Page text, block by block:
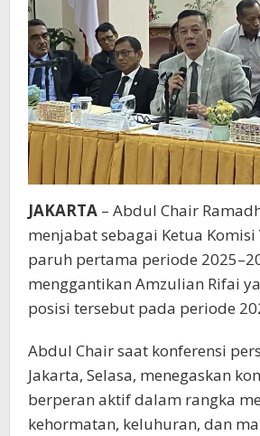
JAKARTA – Abdul Chair
menjabat sebagai Ketua Komisi
paruh pertama periode
menggantikan Amzulian Rifai
posisi tersebut pada periode
Abdul Chair saat konferensi
Jakarta, Selasa, menegaskan
berperan aktif dalam rangka
kehormatan, keluhuran, dan